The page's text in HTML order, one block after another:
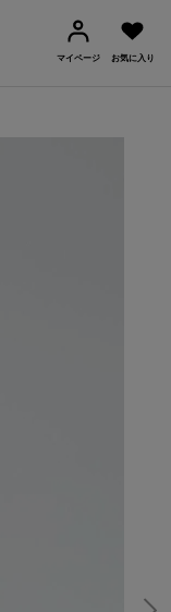
マイページ お気に入り